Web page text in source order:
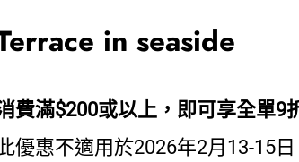
in seaside
費滿$200或以上，即可享全單9
優惠不適用於2026年2月13-15